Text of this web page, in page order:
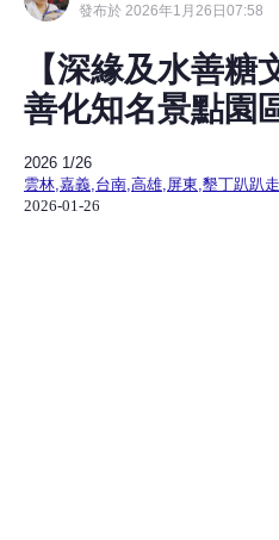
發布於 2026年1月26日07:58
【深緣及水善糖
善化知名景點園
2026 1/26
雲林,嘉義,台南,高雄,屏東,墾丁趴趴走
2026-01-26